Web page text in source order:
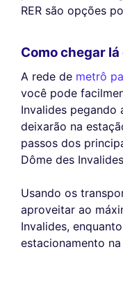
RER são opções
Como chegar
A rede de metrô
você pode
Invalides pegando
deixarão na
passos dos
Dôme des
Usando os
aproveitar ao
Invalides,
estacionamento